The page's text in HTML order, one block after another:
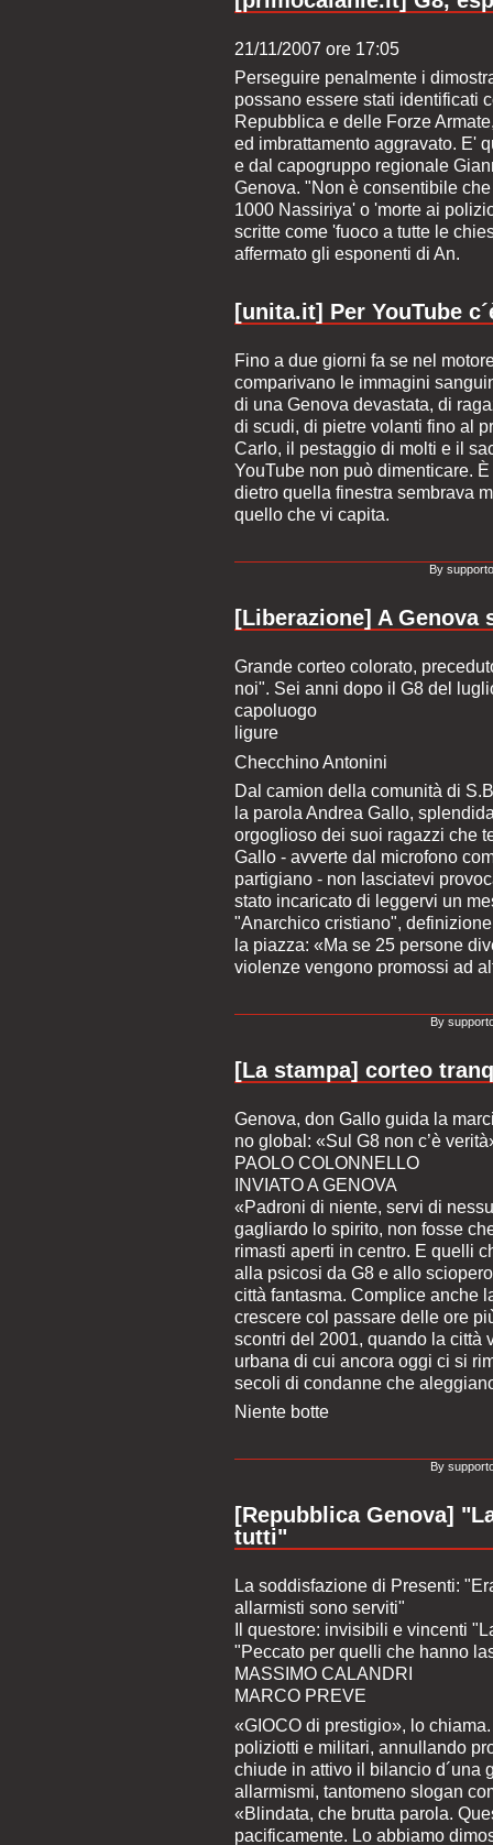
21/11/2007 ore 17:05
Perseguire penalmente i
possano essere stati identificati
Repubblica e delle Forze
ed imbrattamento aggravato. E'
e dal capogruppo regionale
Genova. "Non è consentibile
1000 Nassiriya' o 'morte ai
scritte come 'fuoco a tutte le
affermato gli esponenti di An.
[unita.it] Per YouTube
Fino a due giorni fa se nel
comparivano le immagini
di una Genova devastata, di
di scudi, di pietre volanti fino al
Carlo, il pestaggio di molti e il
YouTube non può dimenticare.
dietro quella finestra sembrava
quello che vi capita.
By
[Liberazione] A
Grande corteo colorato,
noi". Sei anni dopo il G8 del
capoluogo
ligure
Checchino Antonini
Dal camion della comunità di
la parola Andrea Gallo,
orgoglioso dei suoi ragazzi che
Gallo - avverte dal microfono
partigiano - non lasciatevi
stato incaricato di leggervi un
"Anarchico cristiano",
la piazza: «Ma se 25 persone
violenze vengono promossi ad
By
[La stampa] corteo
Genova, don Gallo guida la
no global: «Sul G8 non c’è
PAOLO COLONNELLO
INVIATO A GENOVA
«Padroni di niente, servi di
gagliardo lo spirito, non fosse
rimasti aperti in centro. E quelli
alla psicosi da G8 e allo
città fantasma. Complice anche
crescere col passare delle ore
scontri del 2001, quando la città
urbana di cui ancora oggi ci si
secoli di condanne che
Niente botte
By
[Repubblica Genova]
tutti"
La soddisfazione di Presenti:
allarmisti sono serviti"
Il questore: invisibili e vincenti
"Peccato per quelli che hanno
MASSIMO CALANDRI
MARCO PREVE
«GIOCO di prestigio», lo
poliziotti e militari, annullando
chiude in attivo il bilancio d´una
allarmismi, tantomeno slogan
«Blindata, che brutta parola.
pacificamente. Lo abbiamo